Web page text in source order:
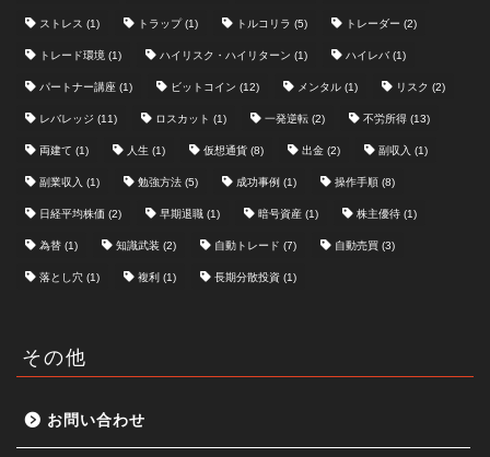
ストレス (1) トラップ(1) トルコリラ (5) トレーダー (2)
トレード環境 (1) ハイリスク・ハイリターン (1) ハイレバ (1)
パートナー講座 (1) ビットコイン (12) メンタル (1) リスク (2)
レバレッジ (11) ロスカット (1) 一発逆転 (2) 不労所得 (13)
両建て (1) 人生 (1) 仮想通貨 (8) 出金 (2) 副収入 (1)
副業収入 (1) 勉強方法 (5) 成功事例 (1) 操作手順 (8)
日経平均株価 (2) 早期退職 (1) 暗号資産 (1) 株主優待 (1)
為替 (1) 知識武装 (2) 自動トレード (7) 自動売買 (3)
落とし穴 (1) 複利 (1) 長期分散投資 (1)
その他
お問い合わせ